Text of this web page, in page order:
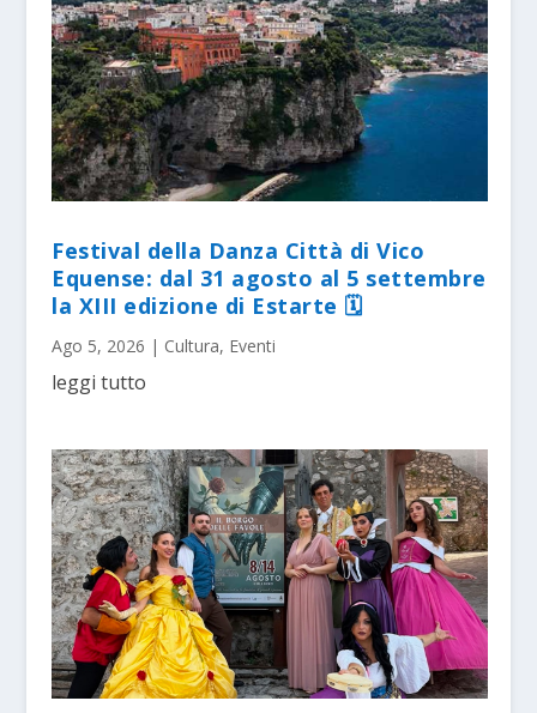
Festival della Danza Città di Vico
Equense: dal 31 agosto al 5 settembre
la XIII edizione di Estarte 🗓
Ago 5, 2026 | Cultura, Eventi
leggi tutto